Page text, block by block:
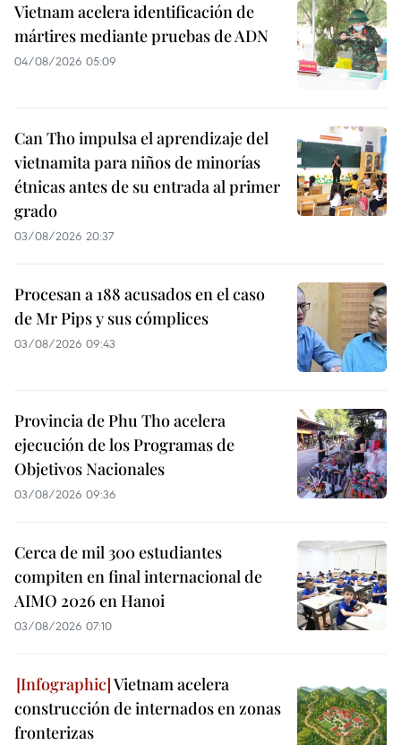
Vietnam acelera identificación de
mártires mediante pruebas de ADN
04/08/2026 05:09
Can Tho impulsa el aprendizaje del
vietnamita para niños de minorías
étnicas antes de su entrada al primer
grado
03/08/2026 20:37
Procesan a 188 acusados en el caso
de Mr Pips y sus cómplices
03/08/2026 09:43
Provincia de Phu Tho acelera
ejecución de los Programas de
Objetivos Nacionales
03/08/2026 09:36
Cerca de mil 300 estudiantes
compiten en final internacional de
AIMO 2026 en Hanoi
03/08/2026 07:10
Vietnam acelera
construcción de internados en zonas
fronterizas